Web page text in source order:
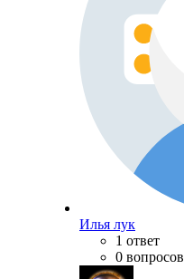
Илья лук
1 ответ
0 вопросов